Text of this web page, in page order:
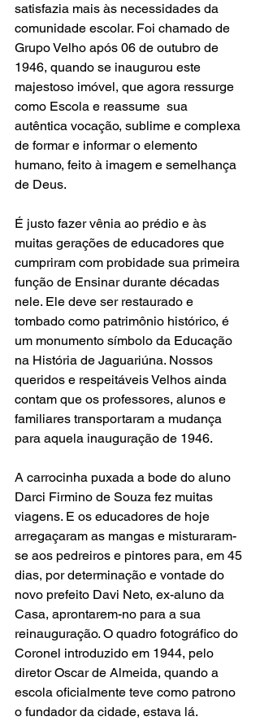
satisfazia mais às necessidades da
comunidade escolar. Foi chamado de
Grupo Velho após 06 de outubro de
1946, quando se inaugurou este
majestoso imóvel, que agora ressurge
como Escola e reassume  sua
autêntica vocação, sublime e complexa
de formar e informar o elemento
humano, feito à imagem e semelhança
de Deus.
É justo fazer vênia ao prédio e às
muitas gerações de educadores que
cumpriram com probidade sua primeira
função de Ensinar durante décadas
nele. Ele deve ser restaurado e
tombado como patrimônio histórico, é
um monumento símbolo da Educação
na História de Jaguariúna. Nossos
queridos e respeitáveis Velhos ainda
contam que os professores, alunos e
familiares transportaram a mudança
para aquela inauguração de 1946.
A carrocinha puxada a bode do aluno
Darci Firmino de Souza fez muitas
viagens. E os educadores de hoje
arregaçaram as mangas e misturaram-
se aos pedreiros e pintores para, em 45
dias, por determinação e vontade do
novo prefeito Davi Neto, ex-aluno da
Casa, aprontarem-no para a sua
reinauguração. O quadro fotográfico do
Coronel introduzido em 1944, pelo
diretor Oscar de Almeida, quando a
escola oficialmente teve como patrono
o fundador da cidade, estava lá.